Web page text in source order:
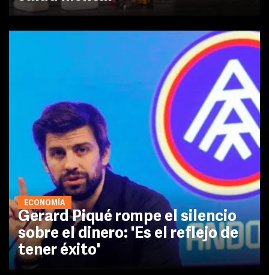
ECONOMÍA
Gerard Piqué rompe el silencio
sobre el dinero: 'Es el reflejo de
tener éxito'